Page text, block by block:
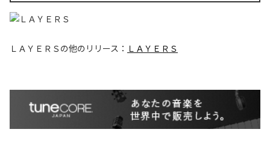
ＬＡＹＥＲＳの他のリリース： ＬＡＹＥＲＳ